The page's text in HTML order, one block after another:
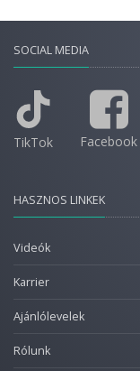
SOCIAL MEDIA
TikTok Facebook
HASZNOS LINKEK
Videók
Karrier
Ajánlólevelek
Rólunk